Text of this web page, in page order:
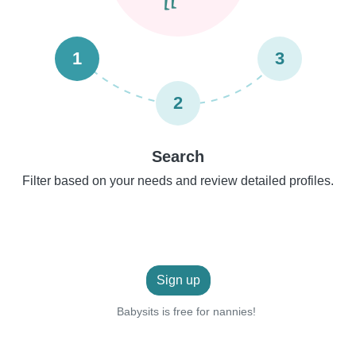
1
2
3
Search
Filter based on your needs and review detailed profiles.
Sign up
Babysits is free for nannies!